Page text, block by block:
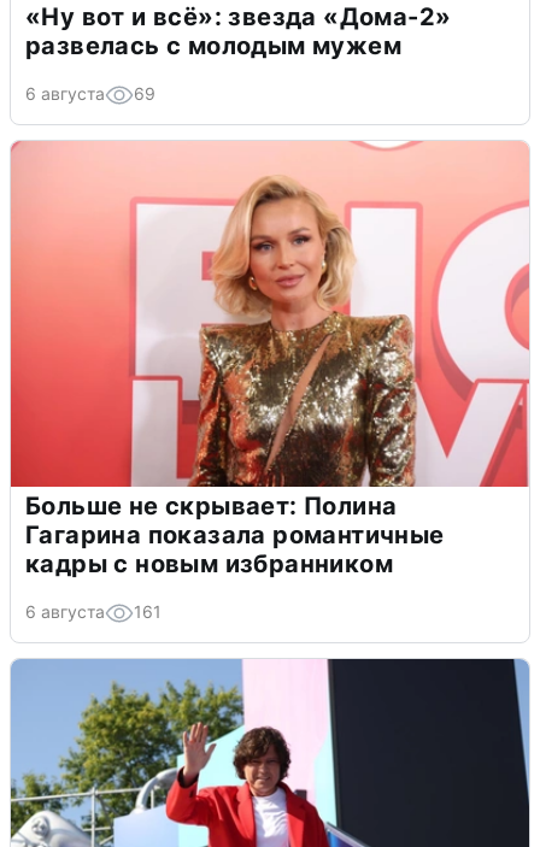
«Ну вот и всё»: звезда «Дома-2»
развелась с молодым мужем
6 августа 69
Больше не скрывает: Полина
Гагарина показала романтичные
кадры с новым избранником
6 августа 161